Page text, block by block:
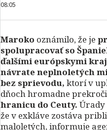
08:05
Maroko oznámilo, že je
spolupracovať so
ďalšími európskymi
návrate neplnoletých
bez sprievodu, ktorí v
dňoch hromadne
hranicu do Ceuty. Úrady
že v exkláve zostáva
maloletých, informuje